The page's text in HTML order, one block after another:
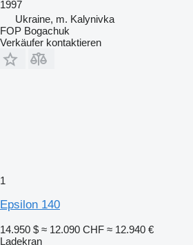
1997
Ukraine, m. Kalynivka
FOP Bogachuk
Verkäufer kontaktieren
1
Epsilon 140
14.950 $ ≈ 12.090 CHF ≈ 12.940 €
Ladekran